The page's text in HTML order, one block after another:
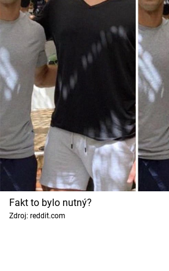
Fakt to bylo nutný?
Zdroj: reddit.com